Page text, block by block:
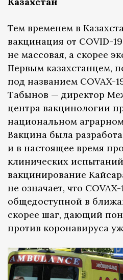
Тем временем в
вакцинация от COVID-
не массовая, а скорее
Первым казахстанцем,
под названием COVAX-
Табынов — директор
центра вакцинологии
национальном
Вакцина была
и в настоящее время
клинических
вакцинирование
не означает, что COVAX-
общедоступной в
скорее шаг, дающий
против коронавируса